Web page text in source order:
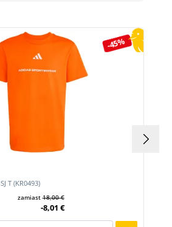
-45%
T (KR0493)
zamiast18,00 €
-8,01 €